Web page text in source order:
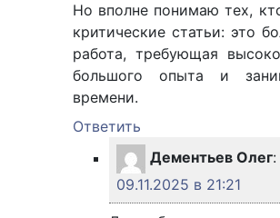
Но вполне понимаю тех,
критические статьи: это
работа, требующая
большого опыта и
времени.
Ответить
Дементьев Олег:
09.11.2025 в 21:21